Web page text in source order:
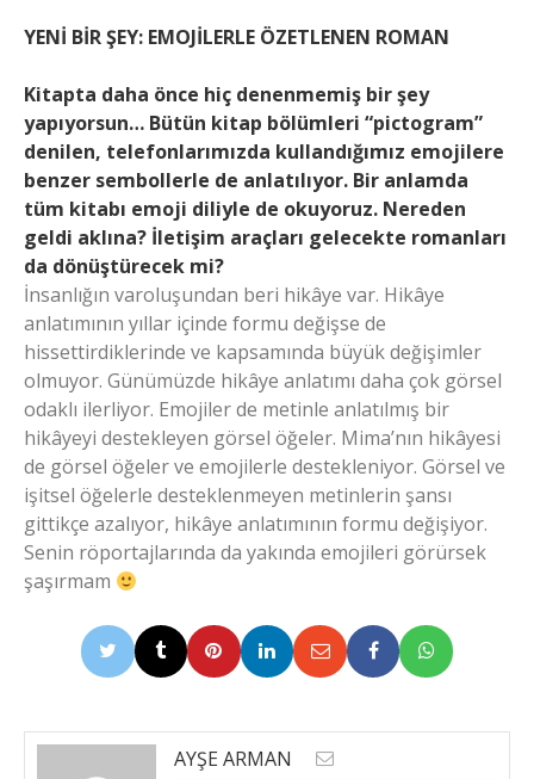
YENİ BİR ŞEY: EMOJİLERLE ÖZETLENEN ROMAN
Kitapta daha önce hiç denenmemiş bir şey
yapıyorsun… Bütün kitap bölümleri “pictogram”
denilen, telefonlarımızda kullandığımız emojilere
benzer sembollerle de anlatılıyor. Bir anlamda
tüm kitabı emoji diliyle de okuyoruz. Nereden
geldi aklına? İletişim araçları gelecekte romanları
da dönüştürecek mi?
İnsanlığın varoluşundan beri hikâye var. Hikâye
anlatımının yıllar içinde formu değişse de
hissettirdiklerinde ve kapsamında büyük değişimler
olmuyor. Günümüzde hikâye anlatımı daha çok görsel
odaklı ilerliyor. Emojiler de metinle anlatılmış bir
hikâyeyi destekleyen görsel öğeler. Mima’nın hikâyesi
de görsel öğeler ve emojilerle destekleniyor. Görsel ve
işitsel öğelerle desteklenmeyen metinlerin şansı
gittikçe azalıyor, hikâye anlatımının formu değişiyor.
Senin röportajlarında da yakında emojileri görürsek
şaşırmam
AYŞE ARMAN